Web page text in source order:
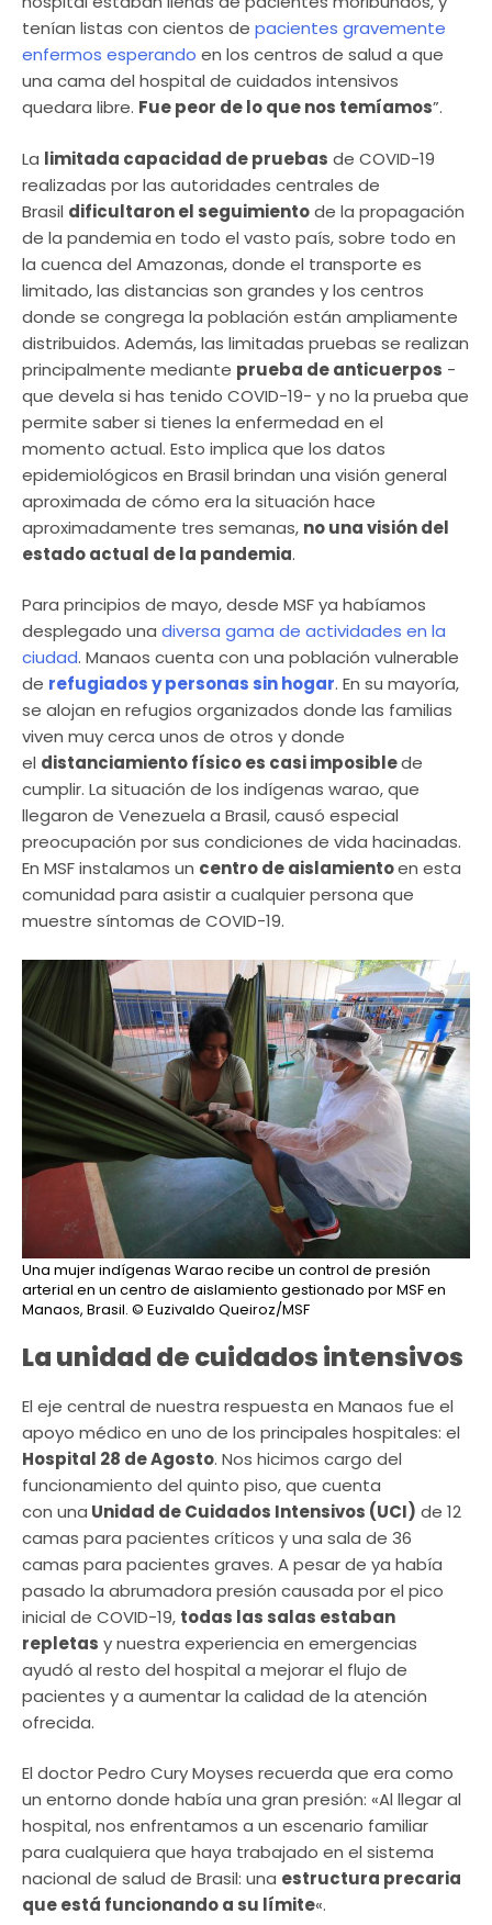
tenían listas con cientos de pacientes gravemente
enfermos esperando en los centros de salud a que
una cama del hospital de cuidados intensivos
quedara libre. Fue peor de lo que nos temíamos”.
La limitada capacidad de pruebas de COVID-19
realizadas por las autoridades centrales de
Brasil dificultaron el seguimientode la propagación
de la pandemiaen todo el vasto país, sobre todo en
la cuenca del Amazonas, donde el transporte es
limitado, las distancias son grandes y los centros
donde se congrega la población están ampliamente
distribuidos. Además, las limitadas pruebas se realizan
principalmente mediante prueba de anticuerpos -
que devela si has tenido COVID-19- y no la prueba que
permite saber si tienes la enfermedad en el
momento actual. Esto implica que los datos
epidemiológicos en Brasil brindan una visión general
aproximada de cómo era la situación hace
aproximadamente tres semanas, no una visión del
estado actual de la pandemia.
Para principios de mayo, desde MSF ya habíamos
desplegado una diversa gama de actividades en la
ciudad. Manaos cuenta con una población vulnerable
de refugiados y personas sin hogar. En su mayoría,
se alojan en refugios organizados donde las familias
viven muy cerca unos de otros y donde
el distanciamiento físico es casi imposiblede
cumplir. La situación de los indígenas warao, que
llegaron de Venezuela a Brasil, causó especial
preocupación por sus condiciones de vida hacinadas.
En MSF instalamos un centro de aislamientoen esta
comunidad para asistir a cualquier persona que
muestre síntomas de COVID-19.
Una mujer indígenas Warao recibe un control de presión
arterial en un centro de aislamiento gestionado por MSF en
Manaos, Brasil. © Euzivaldo Queiroz/MSF
La unidad de cuidados intensivos
El eje central de nuestra respuesta en Manaos fue el
apoyo médico en uno de los principales hospitales: el
Hospital 28 de Agosto. Nos hicimos cargo del
funcionamiento del quinto piso, que cuenta
con una Unidad de Cuidados Intensivos (UCI) de 12
camas para pacientes críticos y una sala de 36
camas para pacientes graves. A pesar de ya había
pasado la abrumadora presión causada por el pico
inicial de COVID-19, todas las salas estaban
repletas y nuestra experiencia en emergencias
ayudó al resto del hospital a mejorar el flujo de
pacientes y a aumentar la calidad de la atención
ofrecida.
El doctor Pedro Cury Moyses recuerda que era como
un entorno donde había una gran presión: «Al llegar al
hospital, nos enfrentamos a un escenario familiar
para cualquiera que haya trabajado en el sistema
nacional de salud de Brasil: una estructura precaria
que está funcionando a su límite«.